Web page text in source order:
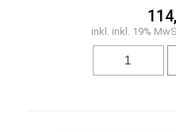
inkl. inkl. 19%